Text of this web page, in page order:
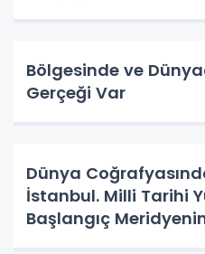
Bölgesinde ve
Gerçeği Var
Dünya
İstanbul. Milli Tarihi
Başlangıç